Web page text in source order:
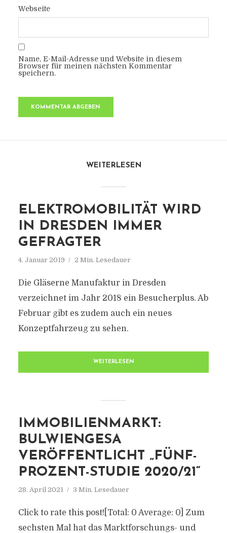
Webseite
Name, E-Mail-Adresse und Website in diesem
Browser für meinen nächsten Kommentar
speichern.
WEITERLESEN
ELEKTROMOBILITÄT WIRD
IN DRESDEN IMMER
GEFRAGTER
4. Januar 2019 2 Min. Lesedauer
Die Gläserne Manufaktur in Dresden
verzeichnet im Jahr 2018 ein Besucherplus. Ab
Februar gibt es zudem auch ein neues
Konzeptfahrzeug zu sehen.
WEITERLESEN
IMMOBILIENMARKT:
BULWIENGESA
VERÖFFENTLICHT „FÜNF-
PROZENT-STUDIE 2020/21“
28. April 2021 3 Min. Lesedauer
Click to rate this post![Total: 0 Average: 0] Zum
sechsten Mal hat das Marktforschungs- und